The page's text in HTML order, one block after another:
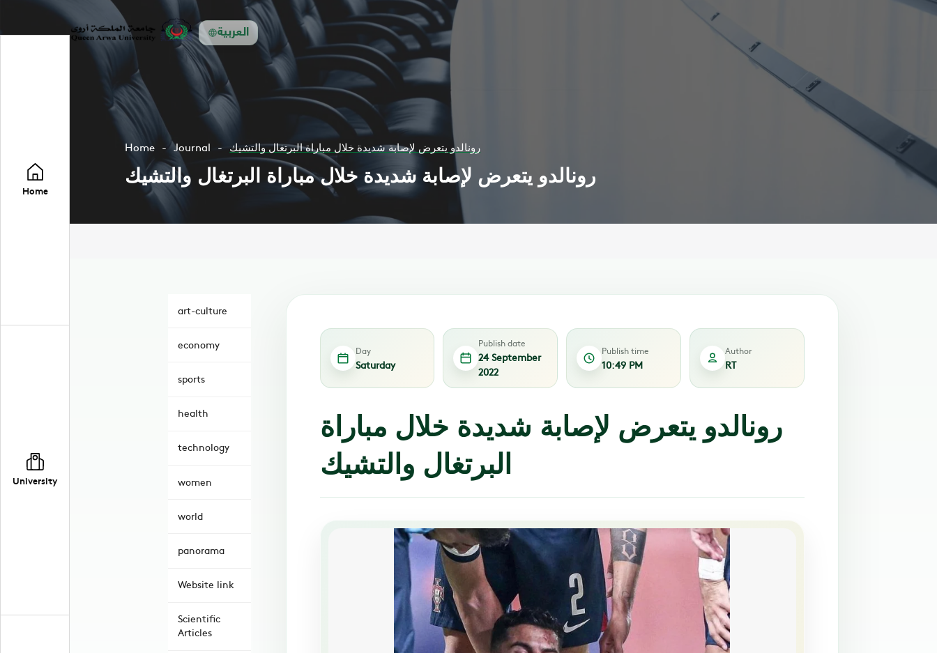
العربية
Home
University
Home Journal رونالدو يتعرض لإصابة شديدة خلال مباراة البرتغال والتشيك
رونالدو يتعرض لإصابة شديدة خلال مباراة البرتغال والتشيك
art-culture
economy
sports
health
technology
women
world
panorama
Website link
Scientific
Articles
Day
Saturday
Publish date
24 September
2022
Publish time
10:49 PM
Author
RT
رونالدو يتعرض لإصابة شديدة خلال مباراة
البرتغال والتشيك